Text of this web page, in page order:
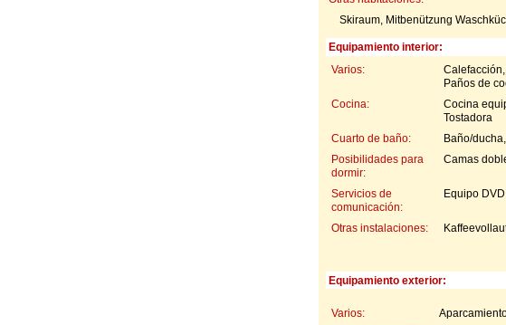
Skiraum, Mitbenützung
Equipamiento interior:
Varios:
Paños de
Cocina:
Cocina
Tostadora
Cuarto de baño:
Baño/
Posibilidades para
dormir:
Camas
Servicios de
comunicación:
Equipo
Otras instalaciones:
Equipamiento exterior:
Varios: